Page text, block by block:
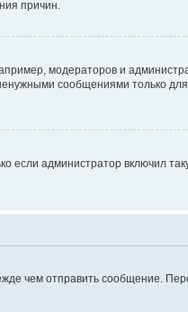
причин.
модераторов и
сообщениями только для
если администратор включил
чем отправить сообщение.